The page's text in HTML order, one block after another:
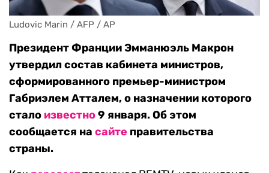
Ludovic Marin / AFP / AP
Президент Франции Эмманюэль Макрон
утвердил состав кабинета министров,
сформированного премьер-министром
Габриэлем Атталем, о назначении которого
стало известно9 января. Об этом
сообщается на сайте правительства
страны.